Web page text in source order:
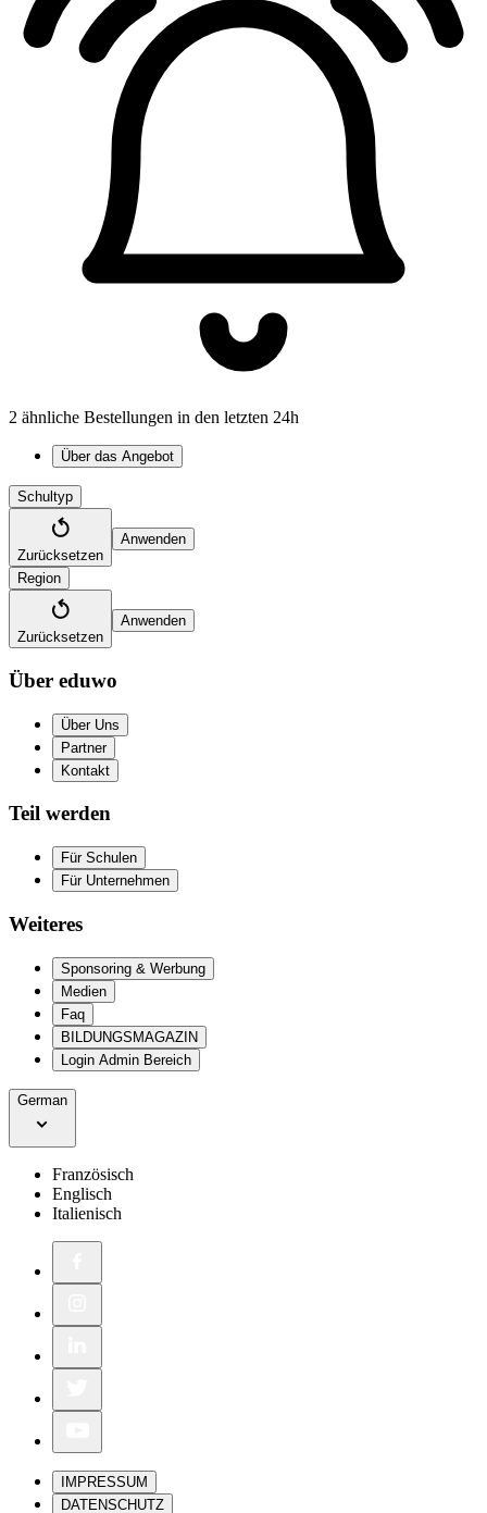
2 ähnliche Bestellungen in den letzten 24h
Über das Angebot
Schultyp
Zurücksetzen
Anwenden
Region
Zurücksetzen
Anwenden
Über eduwo
Über Uns
Partner
Kontakt
Teil werden
Für Schulen
Für Unternehmen
Weiteres
Sponsoring & Werbung
Medien
Faq
BILDUNGSMAGAZIN
Login Admin Bereich
German
Französisch
Englisch
Italienisch
IMPRESSUM
DATENSCHUTZ